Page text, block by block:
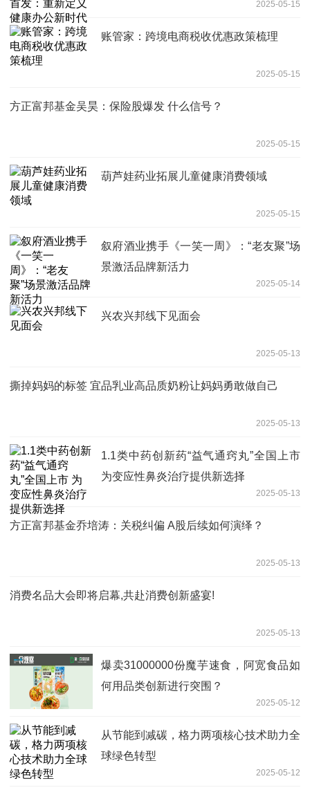
2025-05-15
账管家：跨境电商税收优惠政策梳理
2025-05-15
方正富邦基金吴昊：保险股爆发 什么信号？
2025-05-15
葫芦娃药业拓展儿童健康消费领域
2025-05-15
叙府酒业携手《一笑一周》：“老友聚”场
景激活品牌新活力
2025-05-14
兴农兴邦线下见面会
2025-05-13
撕掉妈妈的标签 宜品乳业高品质奶粉让妈妈勇敢做自己
2025-05-13
1.1类中药创新药“益气通窍丸”全国上市
为变应性鼻炎治疗提供新选择
2025-05-13
方正富邦基金乔培涛：关税纠偏 A股后续如何演绎？
2025-05-13
消费名品大会即将启幕,共赴消费创新盛宴!
2025-05-13
爆卖31000000份魔芋速食，阿宽食品如
何用品类创新进行突围？
2025-05-12
从节能到减碳，格力两项核心技术助力全
球绿色转型
2025-05-12